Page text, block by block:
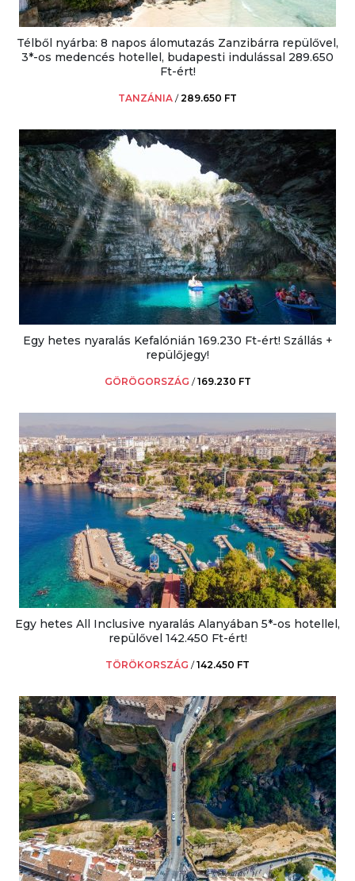
Télből nyárba: 8 napos álomutazás Zanzibárra repülővel,
3*-os medencés hotellel, budapesti indulással 289.650
Ft-ért!
TANZÁNIA /289.650 FT
Egy hetes nyaralás Kefalónián 169.230 Ft-ért! Szállás +
repülőjegy!
GÖRÖGORSZÁG /169.230 FT
Egy hetes All Inclusive nyaralás Alanyában 5*-os hotellel,
repülővel 142.450 Ft-ért!
TÖRÖKORSZÁG /142.450 FT